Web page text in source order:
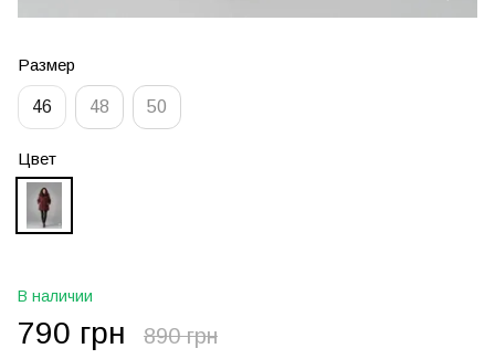
Размер
46 48 50
Цвет
В наличии
790 грн 890 грн